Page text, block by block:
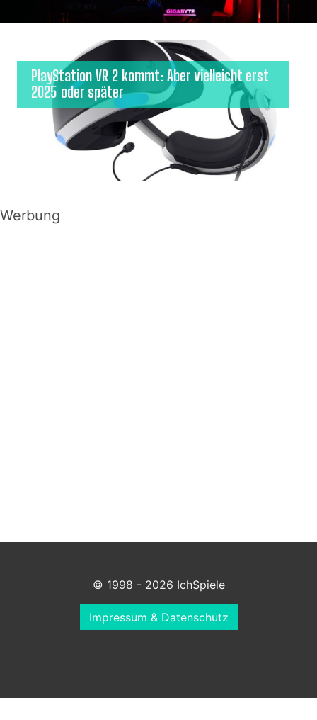
PlayStation VR 2 kommt: Aber vielleicht erst
2025 oder später
Werbung
© 1998 - 2026 IchSpiele
Impressum & Datenschutz